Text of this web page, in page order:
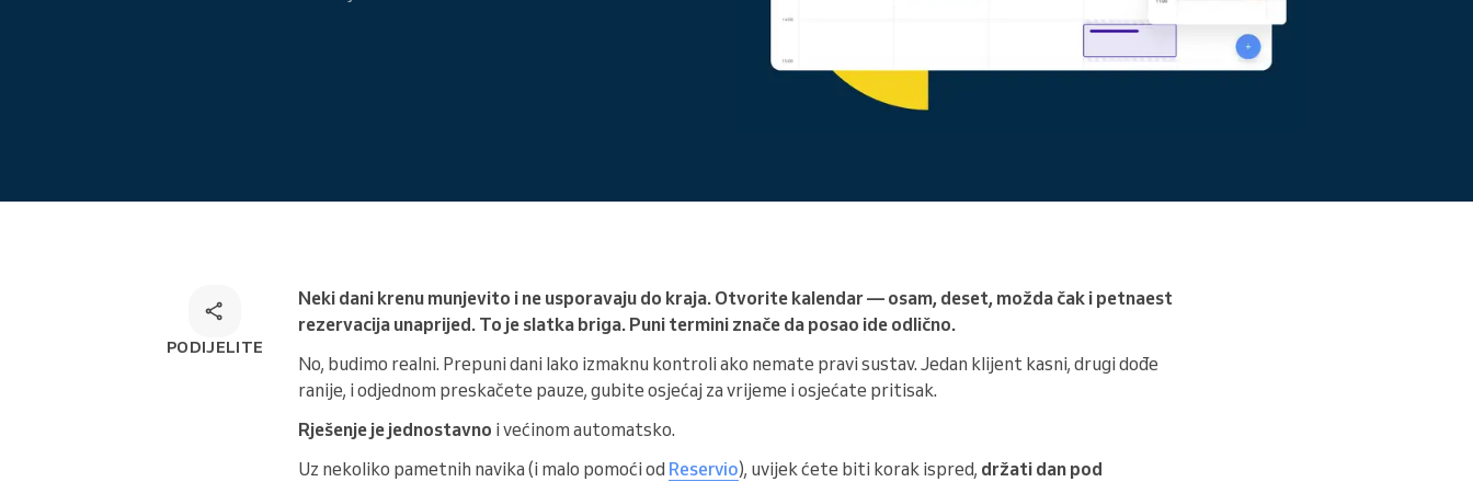
PODIJELITE
Neki dani krenu munjevito i ne usporavaju do kraja. Otvorite kalendar — osam, deset, možda čak i petnaest
rezervacija unaprijed. To je slatka briga. Puni termini znače da posao ide odlično.
No, budimo realni. Prepuni dani lako izmaknu kontroli ako nemate pravi sustav. Jedan klijent kasni, drugi dođe
ranije, i odjednom preskačete pauze, gubite osjećaj za vrijeme i osjećate pritisak.
Rješenje je jednostavno i većinom automatsko.
Uz nekoliko pametnih navika (i malo pomoći od Reservio), uvijek ćete biti korak ispred, držati dan pod